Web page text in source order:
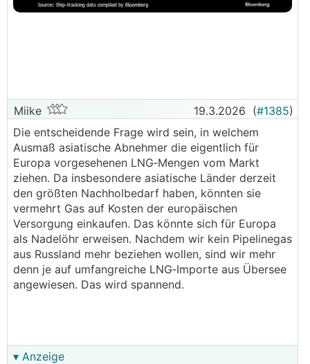
Miike 19.3.2026 (#1385)
Die entscheidende Frage wird sein, in welchem
Ausmaß asiatische Abnehmer die eigentlich für
Europa vorgesehenen LNG‑Mengen vom Markt
ziehen. Da insbesondere asiatische Länder derzeit
den größten Nachholbedarf haben, könnten sie
vermehrt Gas auf Kosten der europäischen
Versorgung einkaufen. Das könnte sich für Europa
als Nadelöhr erweisen. Nachdem wir kein Pipelinegas
aus Russland mehr beziehen wollen, sind wir mehr
denn je auf umfangreiche LNG‑Importe aus Übersee
angewiesen. Das wird spannend.
▾ Anzeige